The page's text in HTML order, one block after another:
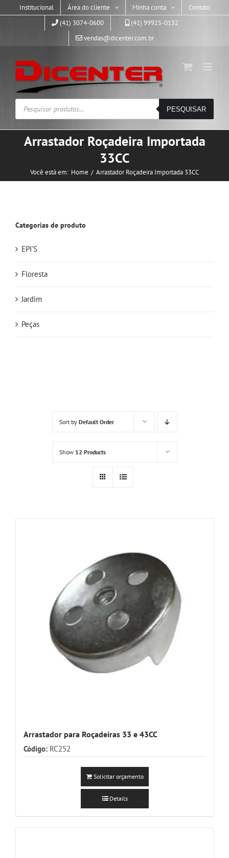
Institucional Área do cliente Minha conta
Contato
(41) 3074-0600
(41) 99925-0132
vendas@dicenter.com.br
Pesquisar
produtos
PESQUISAR
Arrastador Roçadeira Importada
33CC
Você está em: Home Arrastador Roçadeira Importada 33CC
Sort by Default Order
Show 12 Products
Arrastador para Roçadeiras 33 e 43CC
Código: RC252
Solicitar orçamento
Details
Categorias de produto
EPI'S
Floresta
Jardim
Peças